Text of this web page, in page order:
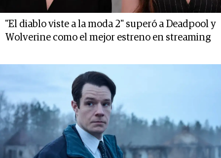
"El diablo viste a la moda 2" superó a Deadpool y
Wolverine como el mejor estreno en streaming